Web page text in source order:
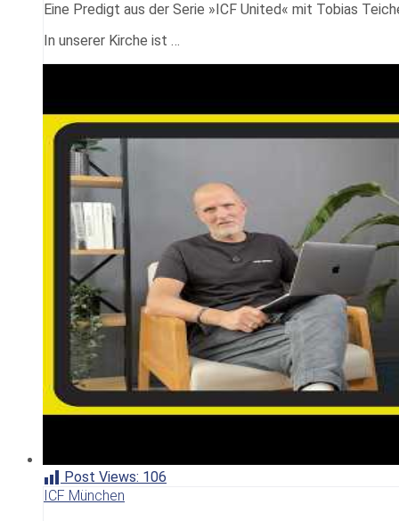
Eine Predigt aus der Serie »ICF United« mit Tobias
In unserer Kirche ist …
Post Views: 106
ICF München